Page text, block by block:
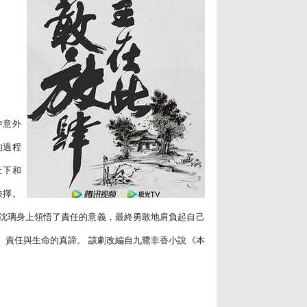
意外
過程
和
。
璃身上領悟了責任的意義，最終勇敢地肩負起自己
任與生命的真諦。 該劇改編自九鷺非香小說《本